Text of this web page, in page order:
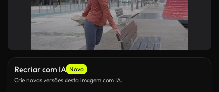
Recriar com IA Novo
Crie novas versões desta imagem com IA.